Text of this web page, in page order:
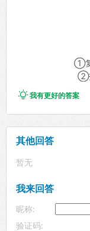
①复
②
我有更好的答案
其他回答
暂无
我来回答
昵称:
验证码: